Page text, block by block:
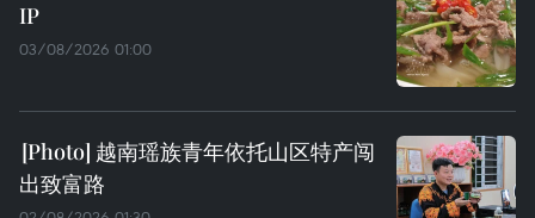
IP
03/08/2026 01:00
越南瑶族青年依托山区特产闯
出致富路